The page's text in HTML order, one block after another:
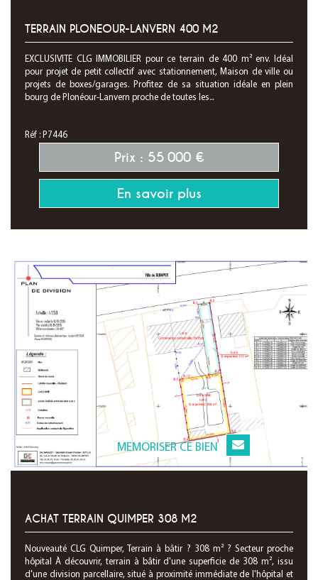
TERRAIN PLONEOUR-LANVERN 400 M2
EXCLUSIVITE CLG IMMOBILIER pour ce terrain de 400 m² env. Idéal
pour projet de petit collectif avec stationnement, Maison de ville ou
projets de boxes/garages. Profitez de sa situation idéale en plein
bourg de Plonéour-Lanvern proche de toutes les...
Réf : P7446
Prix : 55 000 €
En savoir plus
MEMORISER CE BIEN
ACHAT TERRAIN QUIMPER 308 M2
Nouveauté CLG Quimper, Terrain à bâtir ? 308 m² ? Secteur proche
hôpital À découvrir, terrain à bâtir d'une superficie de 308 m², issu
d'une division parcellaire, situé à proximité immédiate de l'hôpital et